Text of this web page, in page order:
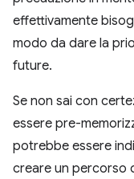
effettivamente
modo da dare la
future.
Se non sai con
essere pre-
potrebbe essere
creare un percorso